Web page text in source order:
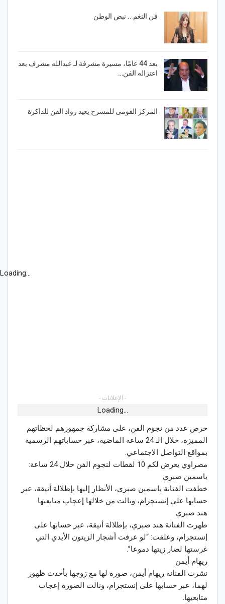
فن النغم .. نبض الوطن
بعد 44 عامًا، مسيرة مشرفة لـ عبدالله مشرف بعد
اعتزاله الفن…
المركز القومى للمسرح يعيد رواد الفن للذاكرة
Loading...
- الإعلانات -
Loading...
حرص عدد من نجوم الفن، على مشاركة جمهورهم لحظاتهم
المميزة، خلال الـ 24 ساعة الماضية، عبر حساباتهم الرسمية
بمواقع التواصل الاجتماعي.
مصراوي يعرض لكم 10 لقطات لنجوم الفن خلال 24 ساعة:
ياسمين صبري
خطفت الفنانة ياسمين صبري، الأنظار إليها بإطلالة أنيقة، عبر
حسابها على إنستجرام، ونالت من خلالها إعجاب متابعيها.
هند صبري
ظهرت الفنانة هند صبري، بإطلالة أنيقة، عبر حسابها على
إنستجرام، وعلقت: “لو عرفت أشجار الزيتون الأيدي التي
غرستها لصار زيتها دموعا”.
ريهام أيمن
نشرت الفنانة ريهام أيمن، صورة لها مع زوجها بأحدث ظهور
لهما، عبر حسابها على إنستجرام، ونالت الصورة إعجاب
متابعيها.